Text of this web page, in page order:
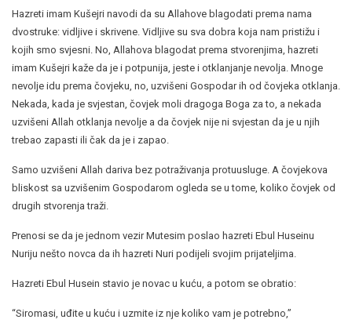
Hazreti imam Kušejri navodi da su Allahove blagodati prema nama
dvostruke: vidljive i skrivene. Vidljive su sva dobra koja nam pristižu i
kojih smo svjesni. No, Allahova blagodat prema stvorenjima, hazreti
imam Kušejri kaže da je i potpunija, jeste i otklanjanje nevolja. Mnoge
nevolje idu prema čovjeku, no, uzvišeni Gospodar ih od čovjeka otklanja.
Nekada, kada je svjestan, čovjek moli dragoga Boga za to, a nekada
uzvišeni Allah otklanja nevolje a da čovjek nije ni svjestan da je u njih
trebao zapasti ili čak da je i zapao.
Samo uzvišeni Allah dariva bez potraživanja protuusluge. A čovjekova
bliskost sa uzvišenim Gospodarom ogleda se u tome, koliko čovjek od
drugih stvorenja traži.
Prenosi se da je jednom vezir Mutesim poslao hazreti Ebul Huseinu
Nuriju nešto novca da ih hazreti Nuri podijeli svojim prijateljima.
Hazreti Ebul Husein stavio je novac u kuću, a potom se obratio:
“Siromasi, uđite u kuću i uzmite iz nje koliko vam je potrebno,”